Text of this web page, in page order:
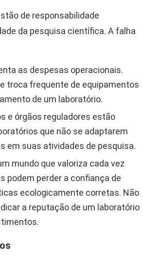
de responsabilidade
da pesquisa científica. A falha
as despesas operacionais.
troca frequente de equipamentos
de um laboratório.
e órgãos reguladores estão
que não se adaptarem
em suas atividades de pesquisa.
mundo que valoriza cada vez
podem perder a confiança de
ecologicamente corretas. Não
a reputação de um laboratório